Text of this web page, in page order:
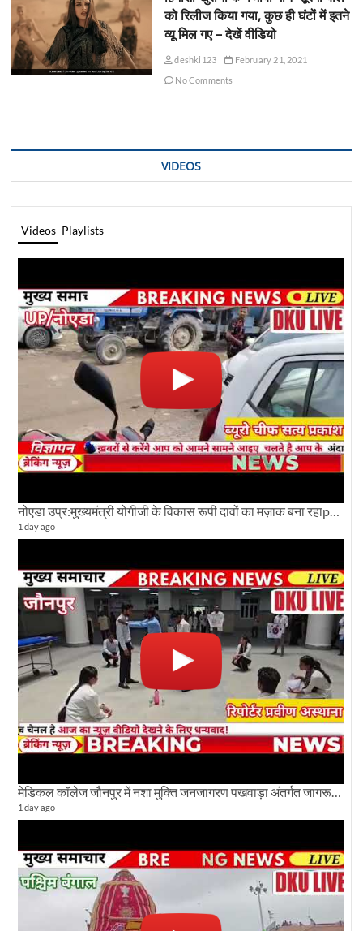
को रिलीज किया गया, कुछ ही घंटों में इतने
व्यू मिल गए – देखें वीडियो
deshki123
February 21, 2021
No Comments
VIDEOS
Videos Playlists
1 day ago
मेडिकल कॉलेज जौनपुर में नशा मुक्ति जनजागरण पखवाड़ा अंतर्गत जागरूकता कार्यक्रम आयोजित
1 day ago